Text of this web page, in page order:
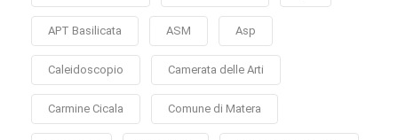
APT Basilicata ASM Asp
Caleidoscopio Camerata delle Arti
Carmine Cicala Comune di Matera